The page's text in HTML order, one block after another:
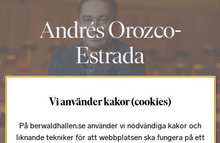
Andrés Orozco-
Estrada
Symfoniorkester från säsongen 2026/2027.
Vi använder kakor (cookies)
På berwaldhallen.se använder vi nödvändiga kakor och
liknande tekniker för att webbplatsen ska fungera på ett